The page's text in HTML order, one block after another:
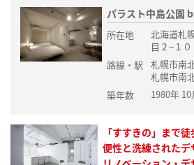
パラスト中島公園
所在地
北海道札
目２−１０
路線・駅
札幌市南
札幌市南
築年数
1980年
「すすきの」まで
便性と洗練された